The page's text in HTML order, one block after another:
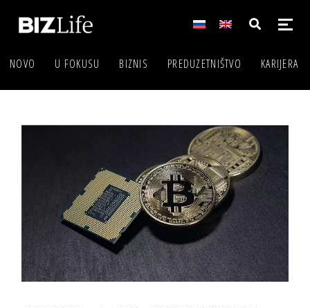
NOVO U FOKUSU BIZNIS PREDUZETNIŠTVO KARIJERA